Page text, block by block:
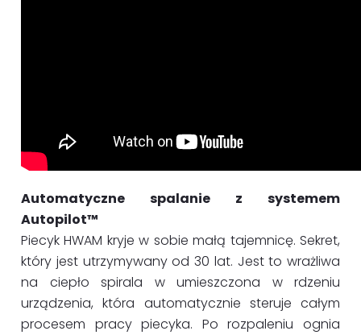
Automatyczne spalanie z systemem
Autopilot™
Piecyk HWAM kryje w sobie małą tajemnicę. Sekret,
który jest utrzymywany od 30 lat. Jest to wrażliwa
na ciepło spirala w umieszczona w rdzeniu
urządzenia, która automatycznie steruje całym
procesem pracy piecyka. Po rozpaleniu ognia